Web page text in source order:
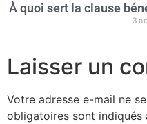
À quoi sert la clause
3
Laisser un
Votre adresse e-mail ne
obligatoires sont indiqués